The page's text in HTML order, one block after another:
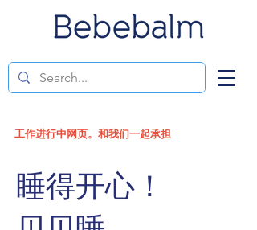
工作进行中网页。和我们一起承担
睡得开心 ！